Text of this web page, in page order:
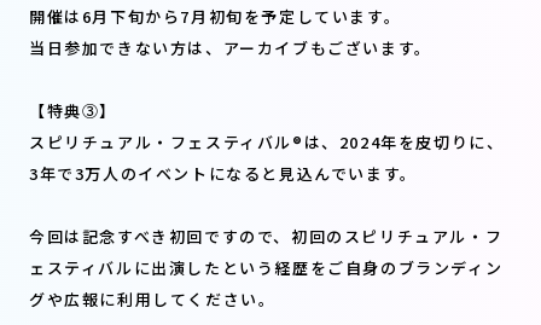
開催は6月下旬から7月初旬を予定しています。
当日参加できない方は、アーカイブもございます。
【特典③】
スピリチュアル・フェスティバル®︎は、2024年を皮切りに、
3年で3万人のイベントになると見込んでいます。
今回は記念すべき初回ですので、初回のスピリチュアル・フ
ェスティバルに出演したという経歴をご自身のブランディン
グや広報に利用してください。